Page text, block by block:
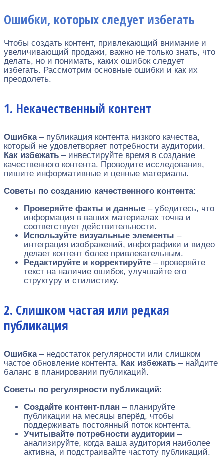
Ошибки, которых следует избегать
Чтобы создать контент, привлекающий внимание и
увеличивающий продажи, важно не только знать, что
делать, но и понимать, каких ошибок следует
избегать. Рассмотрим основные ошибки и как их
преодолеть.
1. Некачественный контент
Ошибка– публикация контента низкого качества,
который не удовлетворяет потребности аудитории.
Как избежать – инвестируйте время в создание
качественного контента. Проводите исследования,
пишите информативные и ценные материалы.
Советы по созданию качественного контента:
Проверяйте факты и данные – убедитесь, что
информация в ваших материалах точна и
соответствует действительности.
Используйте визуальные элементы –
интеграция изображений, инфографики и видео
делает контент более привлекательным.
Редактируйте и корректируйте – проверяйте
текст на наличие ошибок, улучшайте его
структуру и стилистику.
2. Слишком частая или редкая
публикация
Ошибка– недостаток регулярности или слишком
частое обновление контента. Как избежать – найдите
баланс в планировании публикаций.
Советы по регулярности публикаций:
Создайте контент-план – планируйте
публикации на месяцы вперёд, чтобы
поддерживать постоянный поток контента.
Учитывайте потребности аудитории –
анализируйте, когда ваша аудитория наиболее
активна, и подстраивайте частоту публикаций.